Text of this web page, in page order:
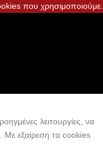
που χρησιμοποιούμε.
λειτουργίες, να
Με εξαίρεση τα cookies